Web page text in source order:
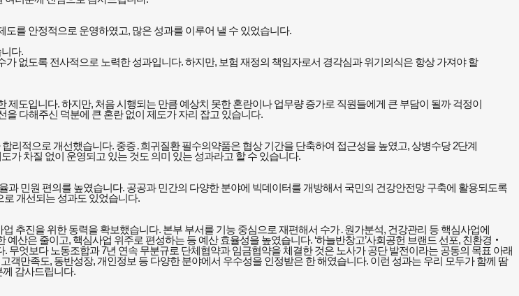
도를 안정적으로 운영하였고, 많은 성과를 이루어 낼 수 있었습니다.
다.
가 없도록 전사적으로 노력한 성과입니다.하지만, 보험 재정의 책임자로서 경각심과 위기의식은 항상 가져야 할
제도입니다.하지만, 처음 시행되는 만큼 예상치 못한 혼란이나 업무량 증가로 직원들에게 큰 부담이 될까 걱정이
을 다해주신 덕분에 큰 혼란 없이 제도가 자리 잡고 있습니다.
리적으로 개선했습니다. 중증․희귀질환 필수의약품은 협상 기간을 단축하여 접근성을 높였고,상병수당2단계
가 차질 없이 운영되고 있는 것도 의미 있는 성과라고 할 수 있습니다.
과 민원 편의를 높였습니다. 공공과 민간의 다양한 분야에 빅데이터를 개방해서 국민의 건강안전망 구축에 활용되도록
개선되는 성과도 있었습니다.
추진을 위한 동력을 확보했습니다. 본부 부서를 기능 중심으로 재편해서 수가․원가분석, 건강관리 등 핵심사업에
예산은 줄이고, 핵심사업 위주로 편성하는 등 예산 효율성을 높였습니다. ‘하늘반창고’사회공헌 브랜드 선포, 친환경 ‧
. 무엇보다 노동조합과7년 연속 무분규로 단체협약과 임금협약을 체결한 것은 노사가 공단 발전이라는 공동의 목표 아래
객만족도, 동반성장, 개인정보 등 다양한 분야에서 우수성을 인정받은 한 해였습니다. 이런 성과는 우리 모두가 함께 땀
께 감사드립니다.